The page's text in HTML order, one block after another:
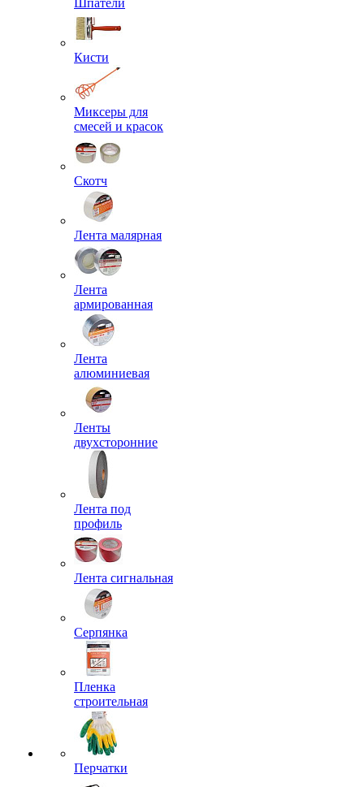
Шпатели
Кисти
Миксеры для
смесей и красок
Скотч
Лента малярная
Лента
армированная
Лента
алюминиевая
Ленты
двухсторонние
Лента под
профиль
Лента сигнальная
Серпянка
Пленка
строительная
Перчатки